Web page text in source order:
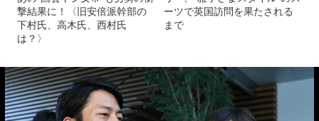
撃結果に！〈旧安倍派幹部の
下村氏、高木氏、西村氏
は？〉
ーツで英国訪問を果たされる
まで